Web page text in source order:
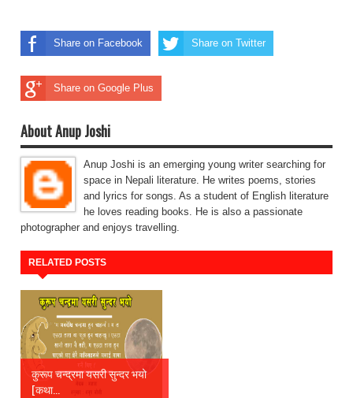
Share on Facebook Share on Twitter
Share on Google Plus
About Anup Joshi
Anup Joshi is an emerging young writer searching for
space in Nepali literature. He writes poems, stories
and lyrics for songs. As a student of English literature
he loves reading books. He is also a passionate
photographer and enjoys travelling.
RELATED POSTS
कुरूप चन्द्रमा यसरी सुन्दर भयो
[कथा...